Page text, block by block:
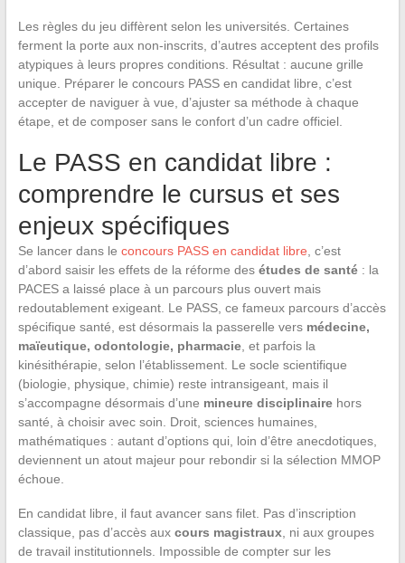
Les règles du jeu diffèrent selon les universités. Certaines
ferment la porte aux non-inscrits, d’autres acceptent des profils
atypiques à leurs propres conditions. Résultat : aucune grille
unique. Préparer le concours PASS en candidat libre, c’est
accepter de naviguer à vue, d’ajuster sa méthode à chaque
étape, et de composer sans le confort d’un cadre officiel.
Le PASS en candidat libre :
comprendre le cursus et ses
enjeux spécifiques
Se lancer dans le concours PASS en candidat libre , c’est
d’abord saisir les effets de la réforme des études de santé: la
PACES a laissé place à un parcours plus ouvert mais
redoutablement exigeant. Le PASS, ce fameux parcours d’accès
spécifique santé, est désormais la passerelle vers médecine,
maïeutique, odontologie, pharmacie, et parfois la
kinésithérapie, selon l’établissement. Le socle scientifique
(biologie, physique, chimie) reste intransigeant, mais il
s’accompagne désormais d’une mineure disciplinairehors
santé, à choisir avec soin. Droit, sciences humaines,
mathématiques : autant d’options qui, loin d’être anecdotiques,
deviennent un atout majeur pour rebondir si la sélection MMOP
échoue.
En candidat libre, il faut avancer sans filet. Pas d’inscription
classique, pas d’accès aux cours magistraux, ni aux groupes
de travail institutionnels. Impossible de compter sur les